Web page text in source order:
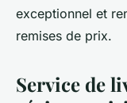
exceptionnel et
remises de prix.
Service de